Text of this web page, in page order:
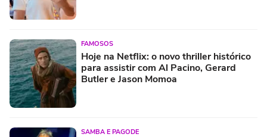
FAMOSOS
Hoje na Netflix: o novo thriller histórico
para assistir com Al Pacino, Gerard
Butler e Jason Momoa
SAMBA E PAGODE